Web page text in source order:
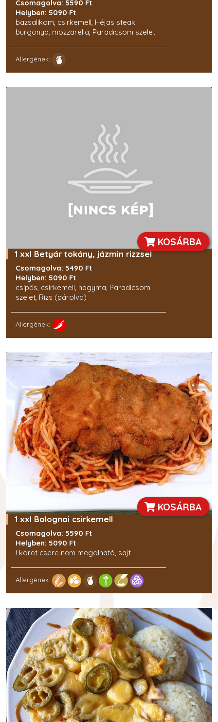
Csomagolva: 5590 Ft
Helyben: 5090 Ft
bazsalikom, csirkemell, Héjas steak
burgonya, mozzarella, Paradicsom szelet
Allergének:
KOSÁRBA
1 xxl Betyár tokány, jázmin rizzsel
Csomagolva: 5490 Ft
Helyben: 5090 Ft
csípős, csirkemell, hagyma, Paradicsom
szelet, Rizs (párolva)
Allergének:
KOSÁRBA
1 xxl Bolognai csirkemell
Csomagolva: 5590 Ft
Helyben: 5090 Ft
! köret csere nem megolható, sajt
Allergének: